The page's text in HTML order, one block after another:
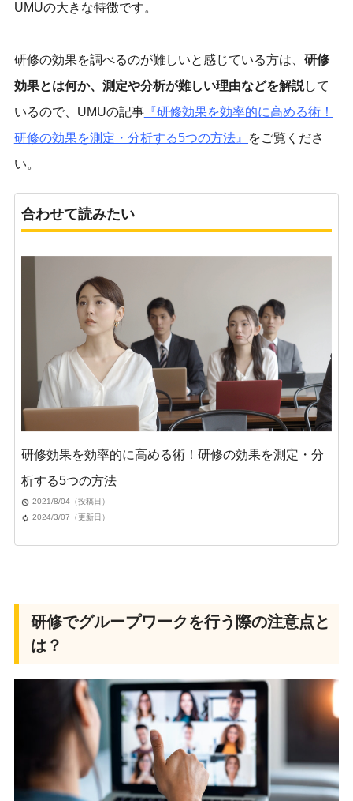
UMUの大きな特徴です。
研修の効果を調べるのが難しいと感じている方は、 研修
効果とは何か、測定や分析が難しい理由などを解説して
いるので、UMUの記事『研修効果を効率的に高める術！
研修の効果を測定・分析する5つの方法』
をご覧くださ
い。
合わせて読みたい
研修効果を効率的に高める術！研修の効果を測定・分
析する5つの方法
2021/8/04（投稿日）
2024/3/07（更新日）
研修でグループワークを行う際の注意点と
は？